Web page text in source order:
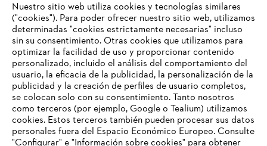
STIHL en Austria
Información para proveedores
Productos
Contacto
Carrera profesional
Sistema de denuncia de irregularidades
Nuestro sitio web utiliza cookies y tecnologías similares
("cookies"). Para poder ofrecer nuestro sitio web, utilizamos
determinadas "cookies estrictamente necesarias" incluso
sin su consentimiento. Otras cookies que utilizamos para
optimizar la facilidad de uso y proporcionar contenido
personalizado, incluido el análisis del comportamiento del
usuario, la eficacia de la publicidad, la personalización de la
publicidad y la creación de perfiles de usuario completos,
se colocan solo con su consentimiento. Tanto nosotros
como terceros (por ejemplo, Google o Tealium) utilizamos
cookies. Estos terceros también pueden procesar sus datos
personales fuera del Espacio Económico Europeo. Consulte
"Configurar" e "Información sobre cookies" para obtener